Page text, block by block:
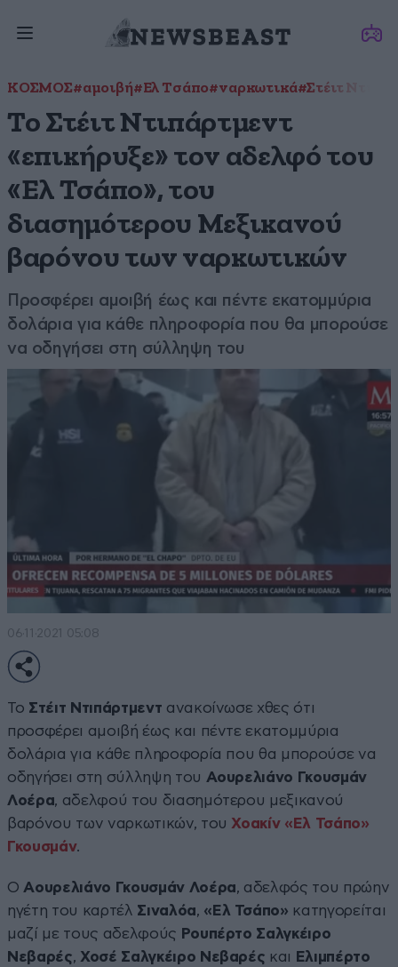
ΚΟΣΜΟΣ#αμοιβή#Ελ Τσάπο#ναρκωτικά#Στέιτ
Το Στέιτ Ντιπάρτμεντ
«επικήρυξε» τον αδελφό του
«Ελ Τσάπο», του
διασημότερου Μεξικανού
βαρόνου των ναρκωτικών
Προσφέρει αμοιβή έως και πέντε εκατομμύρια
δολάρια για κάθε πληροφορία που θα μπορούσε
να οδηγήσει στη σύλληψη του
06·11·2021 05:08
Το Στέιτ Ντιπάρτμεντ ανακοίνωσε χθες ότι
προσφέρει αμοιβή έως και πέντε εκατομμύρια
δολάρια για κάθε πληροφορία που θα μπορούσε να
οδηγήσει στη σύλληψη του Αουρελιάνο Γκουσμάν
Λοέρα, αδελφού του διασημότερου μεξικανού
βαρόνου των ναρκωτικών, του Χοακίν «Ελ Τσάπο»
Γκουσμάν.
Ο Αουρελιάνο Γκουσμάν Λοέρα, αδελφός του πρώην
ηγέτη του καρτέλ Σιναλόα, «Ελ Τσάπο» κατηγορείται
μαζί με τους αδελφούς Ρουπέρτο Σαλγκέιρο
Νεβαρές, Χοσέ Σαλγκέιρο Νεβαρές και Ελιμπέρτο